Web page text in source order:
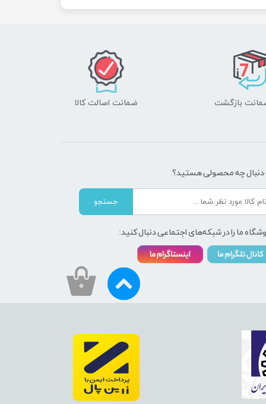
ضمانت اصالت کالا
دنبال چه محصولی هستید؟
جستجو
ما را در شبکه‌های اجتماعی دنبال کنید:
۰